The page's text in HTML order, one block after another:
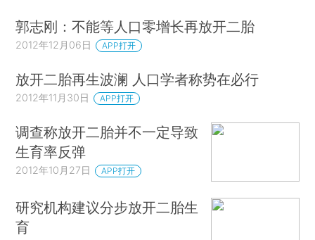
郭志刚：不能等人口零增长再放开二胎
2012年12月06日 APP打开
放开二胎再生波澜 人口学者称势在必行
2012年11月30日 APP打开
调查称放开二胎并不一定导致
生育率反弹
2012年10月27日 APP打开
研究机构建议分步放开二胎生
育